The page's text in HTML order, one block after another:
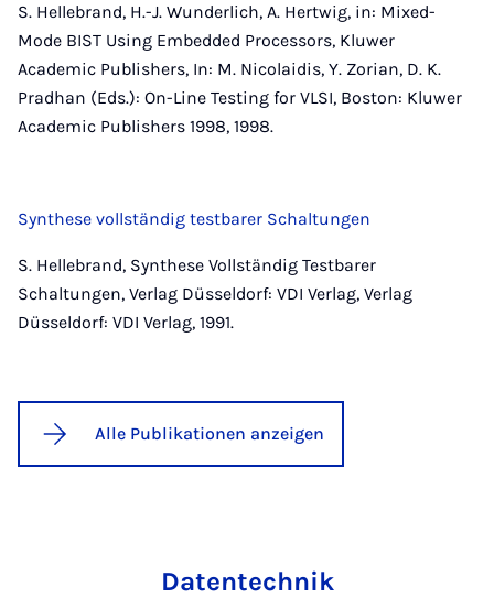
S. Hellebrand, H.-J. Wunderlich, A. Hertwig, in: Mixed-
Mode BIST Using Embedded Processors, Kluwer
Academic Publishers, In: M. Nicolaidis, Y. Zorian, D. K.
Pradhan (Eds.): On-Line Testing for VLSI, Boston: Kluwer
Academic Publishers 1998, 1998.
Synthese vollständig testbarer Schaltungen
S. Hellebrand, Synthese Vollständig Testbarer
Schaltungen, Verlag Düsseldorf: VDI Verlag, Verlag
Düsseldorf: VDI Verlag, 1991.
Alle Publikationen anzeigen
Datentechnik